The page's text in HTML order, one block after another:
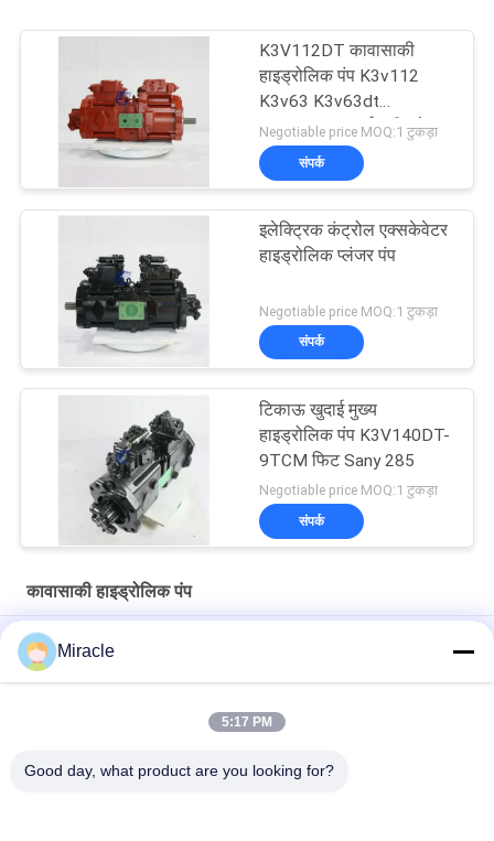
K3V112DT कावासाकी
हाइड्रोलिक पंप K3v112
K3v63 K3v63dt
K3v112dt खुदाई मशीन के
लिए
Negotiable price MOQ:1 टुकड़ा
संपर्क
इलेक्ट्रिक कंट्रोल एक्सकेवेटर
हाइड्रोलिक प्लंजर पंप
Negotiable price MOQ:1 टुकड़ा
संपर्क
टिकाऊ खुदाई मुख्य
हाइड्रोलिक पंप K3V140DT-
9TCM फिट Sany 285
Negotiable price MOQ:1 टुकड़ा
संपर्क
कावासाकी हाइड्रोलिक पंप
मुख्य प्लंगर कावासाकी हाइड्रोलिक पंप K3V112DTP-HNOV-14 छोटा मुंह
इलेक्ट्रिक DH300-5 Doosan हाइड्रोलिक पंप, K3V140DT-9TCM
Miracle
5:17 PM
Good day, what product are you looking for?